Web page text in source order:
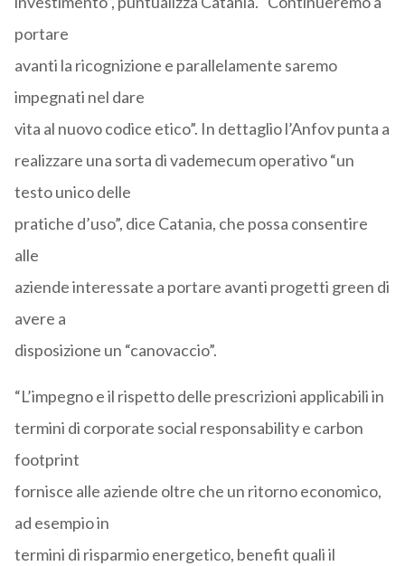
portare
avanti la ricognizione e parallelamente saremo
impegnati nel dare
vita al nuovo codice etico”. In dettaglio l’Anfov punta a
realizzare una sorta di vademecum operativo “un
testo unico delle
pratiche d’uso”, dice Catania, che possa consentire
alle
aziende interessate a portare avanti progetti green di
avere a
disposizione un “canovaccio”.
“L’impegno e il rispetto delle prescrizioni applicabili in
termini di corporate social responsability e carbon
footprint
fornisce alle aziende oltre che un ritorno economico,
ad esempio in
termini di risparmio energetico, benefit quali il